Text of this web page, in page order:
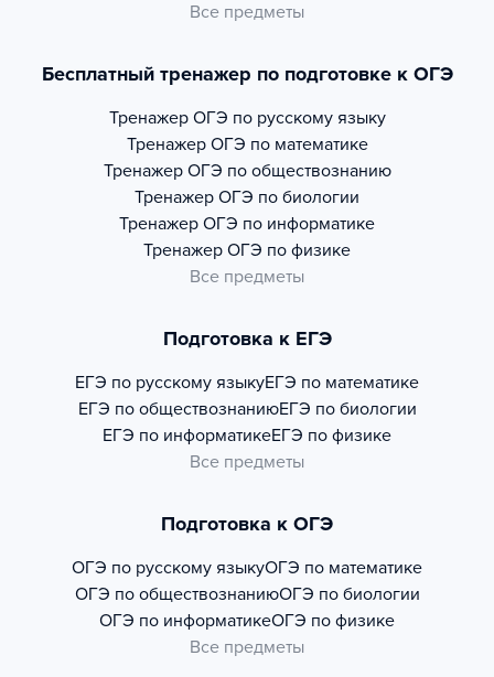
Все предметы
Бесплатный тренажер по подготовке к ОГЭ
Тренажер ОГЭ по русскому языку
Тренажер ОГЭ по математике
Тренажер ОГЭ по обществознанию
Тренажер ОГЭ по биологии
Тренажер ОГЭ по информатике
Тренажер ОГЭ по физике
Все предметы
Подготовка к ЕГЭ
ЕГЭ по русскому языкуЕГЭ по математике
ЕГЭ по обществознаниюЕГЭ по биологии
ЕГЭ по информатикеЕГЭ по физике
Все предметы
Подготовка к ОГЭ
ОГЭ по русскому языкуОГЭ по математике
ОГЭ по обществознаниюОГЭ по биологии
ОГЭ по информатикеОГЭ по физике
Все предметы